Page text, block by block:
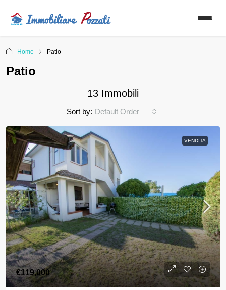
Home Patio
Patio
13 Immobili
Sort by: Default Order
VENDITA
€119,000